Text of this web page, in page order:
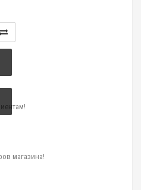
магазина!